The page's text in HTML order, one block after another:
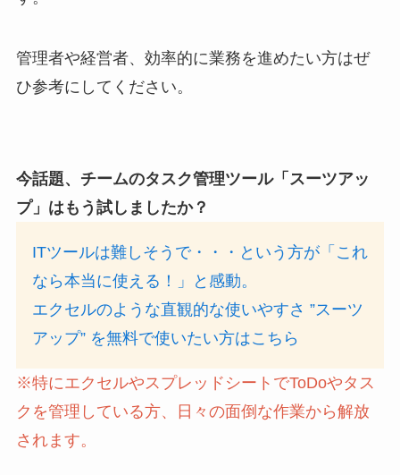
管理者や経営者、効率的に業務を進めたい方はぜ
ひ参考にしてください。
今話題、チームのタスク管理ツール「スーツアッ
プ」はもう試しましたか？
ITツールは難しそうで・・・という方が「これ
なら本当に使える！」と感動。
エクセルのような直観的な使いやすさ ”スーツ
アップ” を無料で使いたい方はこちら
※特にエクセルやスプレッドシートでToDoやタス
クを管理している方、日々の面倒な作業から解放
されます。